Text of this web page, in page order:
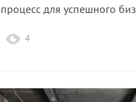
процесс для успешного
4